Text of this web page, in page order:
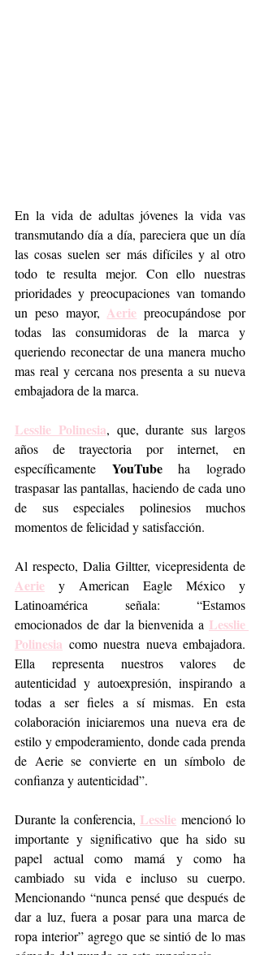
En la vida de adultas jóvenes la vida vas
transmutando día a día, pareciera que un día
las cosas suelen ser más difíciles y al otro
todo te resulta mejor. Con ello nuestras
prioridades y preocupaciones van tomando
un peso mayor, Aerie preocupándose por
todas las consumidoras de la marca y
queriendo reconectar de una manera mucho
mas real y cercana nos presenta a su nueva
embajadora de la marca.
Lesslie Polinesia, que, durante sus largos
años de trayectoria por internet, en
específicamente YouTube ha logrado
traspasar las pantallas, haciendo de cada uno
de sus especiales polinesios muchos
momentos de felicidad y satisfacción.
Aerie y American Eagle México y
Latinoamérica señala: “Estamos
emocionados de dar la bienvenida a Lesslie
Polinesia como nuestra nueva embajadora.
Ella representa nuestros valores de
autenticidad y autoexpresión, inspirando a
todas a ser fieles a sí mismas. En esta
colaboración iniciaremos una nueva era de
estilo y empoderamiento, donde cada prenda
de Aerie se convierte en un símbolo de
confianza y autenticidad”.
Durante la conferencia, Lesslie mencionó lo
importante y significativo que ha sido su
papel actual como mamá y como ha
cambiado su vida e incluso su cuerpo.
Mencionando “nunca pensé que después de
dar a luz, fuera a posar para una marca de
ropa interior” agrego que se sintió de lo mas